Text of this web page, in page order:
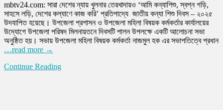
mbtv24.com: সারা দেশের ন্যায় খুলনার তেরখাদায়ও ‘আমি কন্যাশিশু, স্বপ্ন গড়ি,
সাহসে লড়ি, দেশের কল্যাণে কাজ করি’ প্রতিপাদ্যে জাতীয় কন্যা শিশু দিবস – ২০২৫
উদযাপিত হয়েছে। উপজেলা প্রশাসন ও উপজেলা মহিলা বিষয়ক কর্মকর্তার কার্যালয়ের
উদ্যোগে উপজেলা পরিষদ মিলনায়তনে দিবসটি পালন উপলক্ষে একটি আলোচনা সভা
অনুষ্ঠিত হয়। সভায় উপজেলা মহিলা বিষয়ক কর্মকর্তা নাজমুল হক এর সভাপতিত্বে প্রধান
…read more →
Continue Reading